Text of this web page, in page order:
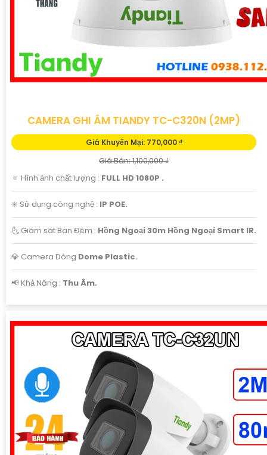
CAMERA GHI ÂM TIANDY TC-C320N (2MP)
Giá Khuyến Mại: 770,000 ₫
Giá Bán: 1,100,000 ₫
🔅 Hình ảnh chất lượng : FULL HD 1080P .
✳️ Sử dụng công nghệ : IP POE.
🌜 Giám sát Ban Đêm : Hồng Ngoại 30m Hồng Ngoại Smart IR.
💎 Camera Dòng Dome Plastic.
️📢 Khả Năng : Thu Âm.